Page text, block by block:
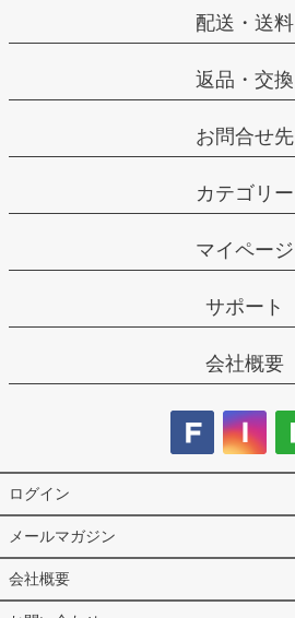
配送・送料
返品・交換
お問合せ先
カテゴリー
マイページ
サポート
会社概要
ログイン
メールマガジン
会社概要